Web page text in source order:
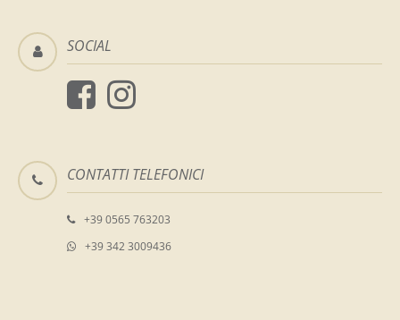
SOCIAL
CONTATTI TELEFONICI
+39 0565 763203
+39 342 3009436